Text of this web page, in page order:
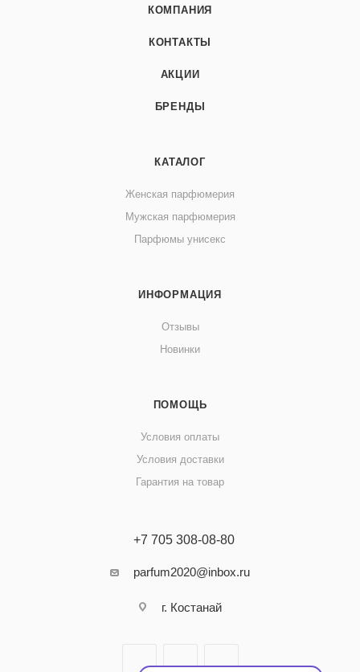
КОМПАНИЯ
КОНТАКТЫ
АКЦИИ
БРЕНДЫ
КАТАЛОГ
Женская парфюмерия
Мужская парфюмерия
Парфюмы унисекс
ИНФОРМАЦИЯ
Отзывы
Новинки
ПОМОЩЬ
Условия оплаты
Условия доставки
Гарантия на товар
+7 705 308-08-80
parfum2020@inbox.ru
г. Костанай